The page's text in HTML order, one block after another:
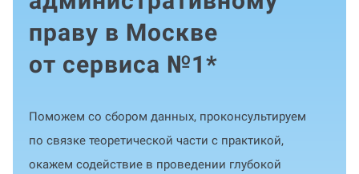
праву в Москве
от сервиса №1*
Поможем со сбором данных, проконсультируем
по связке теоретической части с практикой,
окажем содействие в проведении глубокой